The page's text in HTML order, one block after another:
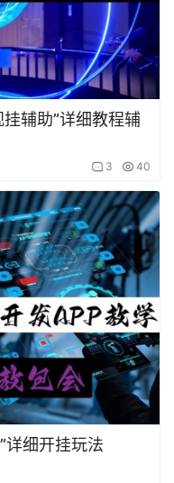
辅助”详细教程辅
3 40
详细开挂玩法